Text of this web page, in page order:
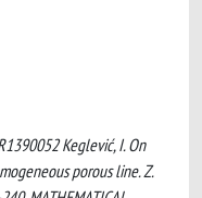
Keglević, I. On
porous line. Z.